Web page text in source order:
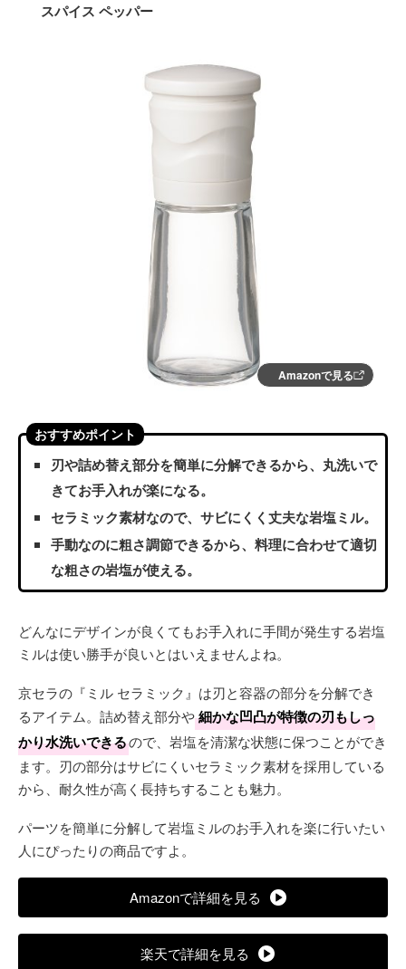
スパイス ペッパー
Amazonで見る
おすすめポイント
刃や詰め替え部分を簡単に分解できるから、丸洗いで
きてお手入れが楽になる。
セラミック素材なので、サビにくく丈夫な岩塩ミル。
手動なのに粗さ調節できるから、料理に合わせて適切
な粗さの岩塩が使える。
どんなにデザインが良くてもお手入れに手間が発生する岩塩
ミルは使い勝手が良いとはいえませんよね。
京セラの『ミル セラミック』は刃と容器の部分を分解でき
るアイテム。詰め替え部分や細かな凹凸が特徴の刃もしっ
かり水洗いできるので、岩塩を清潔な状態に保つことができ
ます。刃の部分はサビにくいセラミック素材を採用している
から、耐久性が高く長持ちすることも魅力。
パーツを簡単に分解して岩塩ミルのお手入れを楽に行いたい
人にぴったりの商品ですよ。
Amazonで詳細を見る
楽天で詳細を見る